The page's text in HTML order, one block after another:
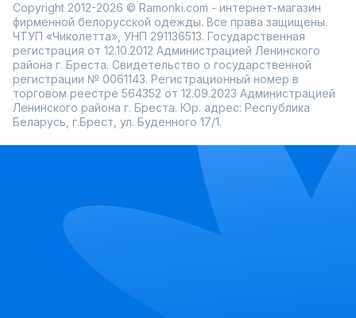
Copyright 2012-2026 © Ramonki.com - интернет-магазин
фирменной белорусской одежды. Все права защищены.
ЧТУП «Чиколетта», УНП 291136513. Государственная
регистрация от 12.10.2012 Администрацией Ленинского
района г. Бреста. Свидетельство о государственной
регистрации № 0061143. Регистрационный номер в
торговом реестре 564352 от 12.09.2023 Администрацией
Ленинского района г. Бреста. Юр. адрес: Республика
Беларусь, г.Брест, ул. Буденного 17/1.